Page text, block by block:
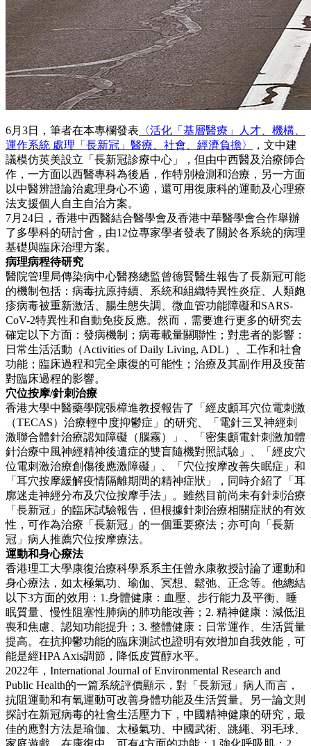
6月3日，筆者在本專欄發表 〈活化「基層醫療」人才、機構、
運作系統 處理「長新冠」醫療、社會、經濟負擔〉
，文中建
議模仿英美設立「長新冠診療中心」，但由中西醫及治療師合
作，一方面以西醫專科為後盾，作特別檢測和治療，另一方面
以中醫辨證論治處理身心不適，還可用復康科的運動及心理療
法支援個人自主自治方案。
7月24日，香港中西醫結合醫學會及香港中華醫學會合作舉辦
了多學科的研討會，由12位專家學者發表了關於各系統的病理
基礎與臨床治理方案。
病理病程待研究
醫院管理局傳染病中心醫務總監曾德賢醫生報告了長新冠可能
的機制包括：病毒抗原持續、系統和組織特異性炎症、人類皰
疹病毒被重新激活、腸生態失調、微血管功能障礙和SARS-
CoV-2特異性和自動免疫反應。然而，需要進行更多的研究去
確定以下方面：發病機制；病毒載量關聯性；對患者的影響：
日常生活活動（Activities of Daily Living, ADL）、工作和社會
功能；臨床過程和完全康復的可能性；治療及其副作用及疫苗
對臨床過程的影響。
穴位按摩/針刺治療
香港大學中醫藥學院張樟進教授報告了「經皮顱耳穴位電刺激
（TECAS）治療輕中度抑鬱症」的研究、「電針三叉神經刺
激聯合體針治療認知障礙（腦霧）」、「密集顱電針刺激加體
針治療中風神經精神後遺症的雙盲隨機對照試驗」、「經皮穴
位電刺激治療創傷後應激障礙」、「穴位按摩改善失眠症」和
「耳穴按摩緩解疫情隔離期間的精神症狀」，同時介紹了「耳
廓迷走神經分布及穴位按摩手法」。雖然目前尚未有針刺治療
「長新冠」的臨床試驗報告，但根據針刺治療相關症狀的有效
性，可作為治療「長新冠」的一個重要療法；亦可向「長新
冠」病人推薦穴位按摩療法。
運動和身心療法
香港理工大學康復治療科學系系主任曾永康教授討論了運動和
身心療法，如太極氣功、瑜伽、冥想、鬆弛、正念等。他總結
以下3方面的效用：1.身體健康：血壓、步行能力及平衡、睡
眠質量、慢性阻塞性肺病的肺功能改善；2. 精神健康：減低沮
喪和焦慮、認知功能提升；3. 整體健康：日常運作、生活質量
提高。在抗抑鬱功能的臨床測試也證明有效增加自我效能，可
能是經HPA Axis調節，降低皮質醇水平。
2022年，International Journal of Environmental Research and
Public Health的一篇系統評價顯示，對「長新冠」病人而言，
抗阻運動和有氧運動可改善身體功能及生活質量。另一論文則
探討在新冠病毒的社會生活壓力下，中國精神健康的研究，最
佳的應對方法是瑜伽、太極氣功、中國武術、跳繩、羽毛球、